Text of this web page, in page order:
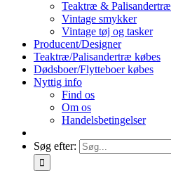
Teaktræ & Palisandertræ
Vintage smykker
Vintage tøj og tasker
Producent/Designer
Teaktræ/Palisandertræ købes
Dødsboer/Flytteboer købes
Nyttig info
Find os
Om os
Handelsbetingelser
Søg efter: